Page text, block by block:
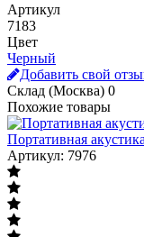
Артикул
7183
Цвет
Черный
Добавить свой
Склад (Москва) 0
Похожие товары
Портативная
Артикул: 7976